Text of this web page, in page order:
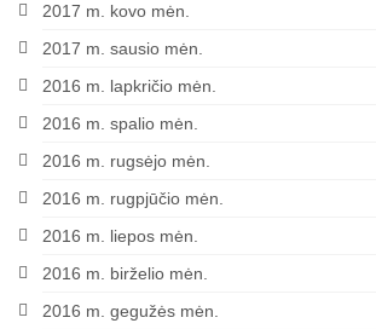
Lėktuvų trasa, vietovė (2017-1)
2017-1 lėktuvų lenktynių media
2017 antros lėktuvų lenktynės
Taisyklės
2017 m. kovo mėn.
2017 m. sausio mėn.
2016 m. lapkričio mėn.
2016 m. spalio mėn.
2016 m. rugsėjo mėn.
2016 m. rugpjūčio mėn.
2016 m. liepos mėn.
2016 m. birželio mėn.
2016 m. gegužės mėn.